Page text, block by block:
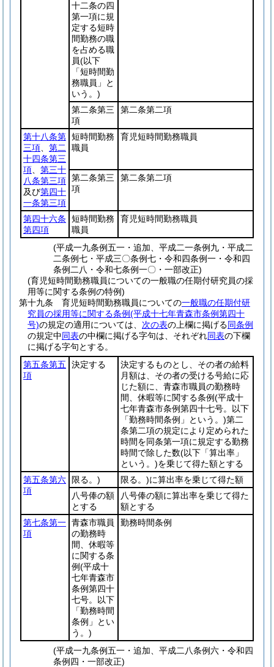
十二条の四
第一項に規
定する短時
間勤務の職
を占める職
員(以下
「短時間勤
務職員」と
いう。)
第二条第三
項
第二条第二項
第十八条第
三項
第二
十四条第三
項
第三十
八条第三項
及び第四十
一条第三項
短時間勤務
職員
育児短時間勤務職員
第二条第三
項
第二条第二項
第四十六条
第四項
短時間勤務
職員
育児短時間勤務職員
(平成一九条例五一・追加、平成二一条例九・平成二
二条例七・平成三〇条例七・令和四条例一・令和四
条例二八・令和七条例一〇・一部改正)
(育児短時間勤務職員についての一般職の任期付研究員の採
用等に関する条例の特例)
第十九条
育児短時間勤務職員についての一般職の任期付研
究員の採用等に関する条例(平成十七年青森市条例第四十
号)の規定の適用については、 次の表の上欄に掲げる同条例
の規定中同表の中欄に掲げる字句は、それぞれ同表の下欄
に掲げる字句とする。
第五条第五
項
決定する
決定するものとし、その者の給料
月額は、その者の受ける号給に応
じた額に、青森市職員の勤務時
間、休暇等に関する条例(平成十
七年青森市条例第四十七号。以下
「勤務時間条例」という。)第二
条第二項の規定により定められた
時間を同条第一項に規定する勤務
時間で除した数(以下「算出率」
という。)を乗じて得た額とする
第五条第六
項
限る。)
限る。)に算出率を乗じて得た額
八号俸の額
とする
八号俸の額に算出率を乗じて得た
額とする
第七条第一
項
青森市職員
の勤務時
間、休暇等
に関する条
例(平成十
七年青森市
条例第四十
七号。以下
「勤務時間
条例」とい
う。)
勤務時間条例
(平成一九条例五一・追加、平成二八条例六・令和四
条例四・一部改正)